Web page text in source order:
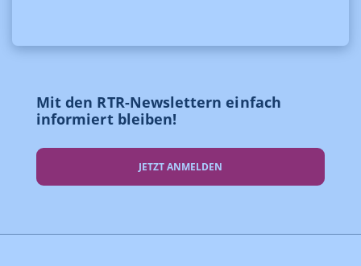
Mit den RTR-Newslettern einfach
informiert bleiben!
JETZT ANMELDEN